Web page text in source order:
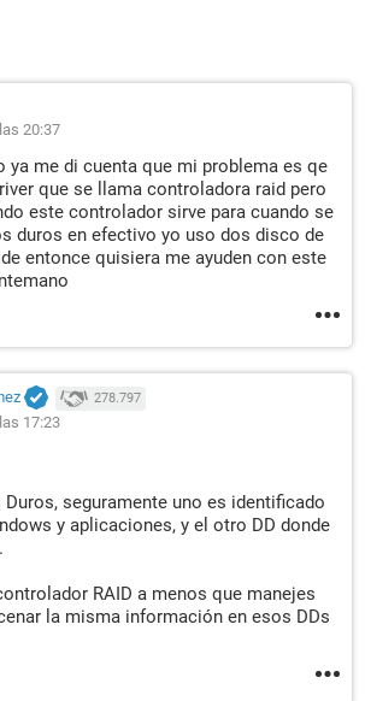
SP0842N (74 GB, IDE)
DVD-RW DVR-118L
duros SMART OK
(21774 MB libre)
(30348 MB libre)
(1301 MB libre)
(21098 MB libre)
de 101/102 teclas o Microsoft
PS/2
Fast Ethernet VIA PCI 10/100Mb
2007
XPS Document Writer
VT83C572 PCI-USB Controller
20:37
ya me di cuenta que mi problema es qe
que se llama controladora raid pero
este controlador sirve para cuando se
duros en efectivo yo uso dos disco de
entonce quisiera me ayuden con este
278.797
17:23
seguramente uno es identificado
y aplicaciones, y el otro DD donde
RAID a menos que manejes
la misma información en esos DDs